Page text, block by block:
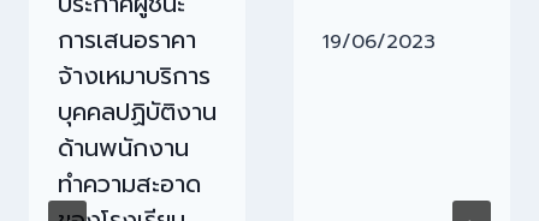
การเสนอราคา
จ้างเหมาบริการ
บุคคลปฏิบัติงาน
ด้านพนักงาน
ทำความสะอาด
19/06/2023